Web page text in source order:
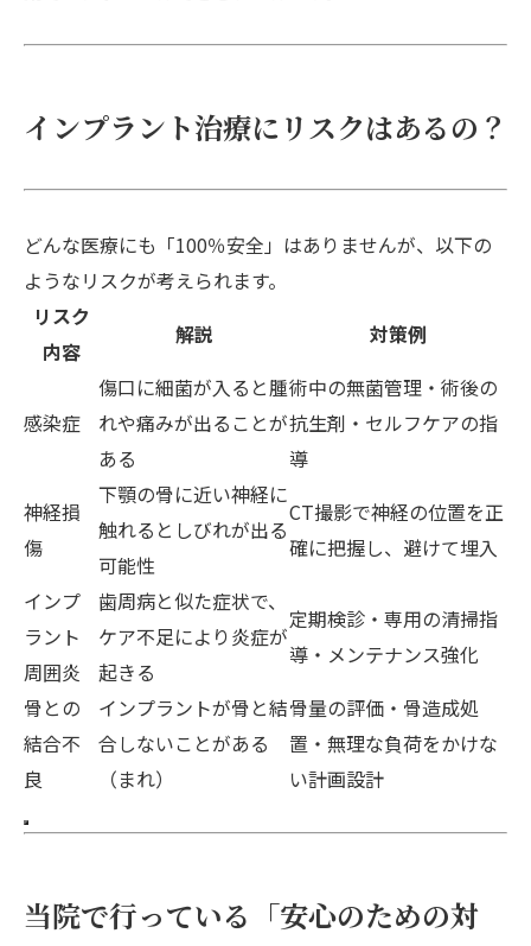
インプラント治療にリスクはあるの？
どんな医療にも「100％安全」はありませんが、以下の
ようなリスクが考えられます。
リスク
内容
解説 対策例
感染症
傷口に細菌が入ると腫
れや痛みが出ることが
ある
術中の無菌管理・術後の
抗生剤・セルフケアの指
導
神経損
傷
下顎の骨に近い神経に
触れるとしびれが出る
可能性
CT撮影で神経の位置を正
確に把握し、避けて埋入
インプ
ラント
周囲炎
歯周病と似た症状で、
ケア不足により炎症が
起きる
定期検診・専用の清掃指
導・メンテナンス強化
骨との
結合不
良
インプラントが骨と結
合しないことがある
（まれ）
骨量の評価・骨造成処
置・無理な負荷をかけな
い計画設計
当院で行っている「安心のための対